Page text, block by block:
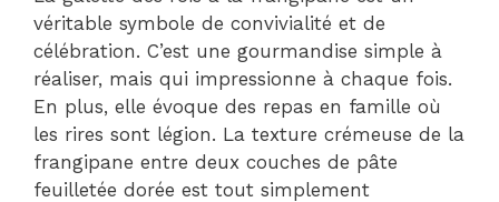
véritable symbole de convivialité et de
célébration. C’est une gourmandise simple à
réaliser, mais qui impressionne à chaque fois.
En plus, elle évoque des repas en famille où
les rires sont légion. La texture crémeuse de la
frangipane entre deux couches de pâte
feuilletée dorée est tout simplement